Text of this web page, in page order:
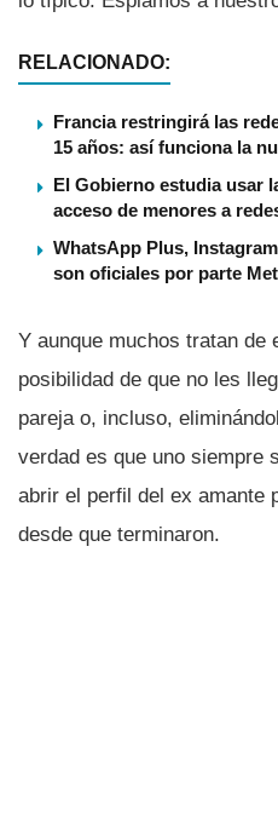
RELACIONADO:
Francia restringirá las
15 años: así funciona la
El Gobierno estudia usar
acceso de menores a
WhatsApp Plus,
son oficiales por parte
Y aunque muchos tratan de
posibilidad de que no les
pareja o, incluso,
verdad es que uno siempre
abrir el perfil del ex amante
desde que terminaron.